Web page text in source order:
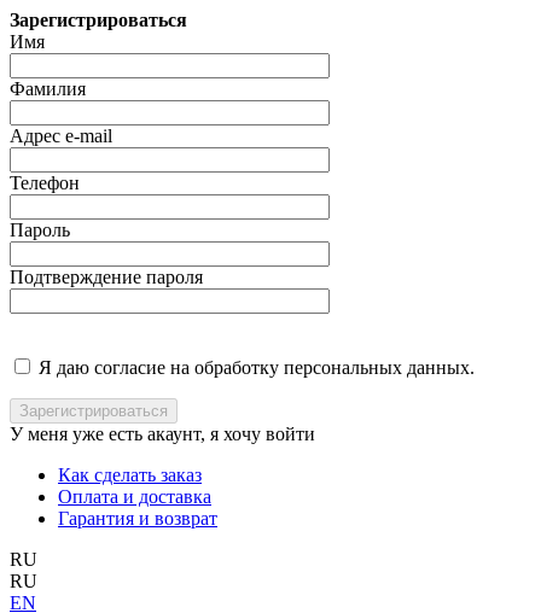
Зарегистрироваться
Имя
Фамилия
Адрес e-mail
Телефон
Пароль
Подтверждение пароля
Я даю согласие на обработку персональных данных.
У меня уже есть акаунт, я хочу войти
Как сделать заказ
Оплата и доставка
Гарантия и возврат
RU
RU
EN